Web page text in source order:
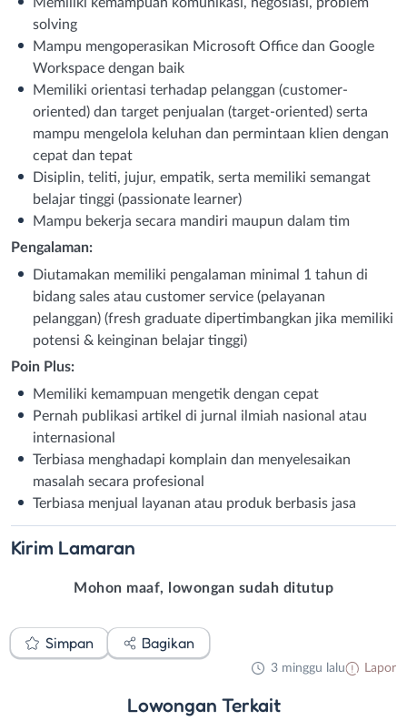
solving
Mampu mengoperasikan Microsoft Office dan Google
Workspace dengan baik
Memiliki orientasi terhadap pelanggan (customer-
oriented) dan target penjualan (target-oriented) serta
mampu mengelola keluhan dan permintaan klien dengan
cepat dan tepat
Disiplin, teliti, jujur, empatik, serta memiliki semangat
belajar tinggi (passionate learner)
Mampu bekerja secara mandiri maupun dalam tim
Pengalaman:
Diutamakan memiliki pengalaman minimal 1 tahun di
bidang sales atau customer service (pelayanan
pelanggan) (fresh graduate dipertimbangkan jika memiliki
potensi & keinginan belajar tinggi)
Poin Plus:
Memiliki kemampuan mengetik dengan cepat
Pernah publikasi artikel di jurnal ilmiah nasional atau
internasional
Terbiasa menghadapi komplain dan menyelesaikan
masalah secara profesional
Terbiasa menjual layanan atau produk berbasis jasa
Kirim Lamaran
Mohon maaf, lowongan sudah ditutup
Simpan Bagikan
3 minggu lalu Lapor
Lowongan Terkait